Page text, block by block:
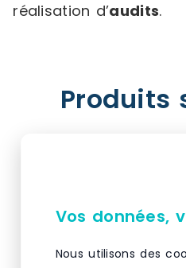
réalisation d’audits.
Produits
Vos données,
Nous utilisons des